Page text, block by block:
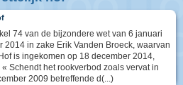
74 van de bijzondere wet van 6 januari
2014 in zake Erik Vanden Broeck, waarvan
is ingekomen op 18 december 2014,
Schendt het rookverbod zoals vervat in
2009 betreffende d(...)